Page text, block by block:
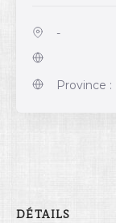
-
Province :
DÉTAILS